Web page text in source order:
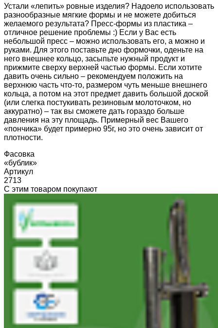
Устали «лепить» ровные изделия? Надоело использовать
разнообразные мягкие формы и не можете добиться
желаемого результата? Пресс-формы из пластика –
отличное решение проблемы :) Если у Вас есть
небольшой пресс – можно использовать его, а можно и
руками. Для этого поставьте дно формочки, оденьте на
него внешнее кольцо, засыпьте нужный продукт и
прижмите сверху верхней частью формы. Если хотите
давить очень сильно – рекомендуем положить на
верхнюю часть что-то, размером чуть меньше внешнего
кольца, а потом на этот предмет давить большой доской
(или слегка постукивать резиновым молоточком, но
аккуратно) – так вы сможете дать гораздо больше
давления на эту площадь. Примерный вес Вашего
«пончика» будет примерно 95г, но это очень зависит от
плотности.
Фасовка
«бублик»
Артикул
2713
С этим товаром покупают